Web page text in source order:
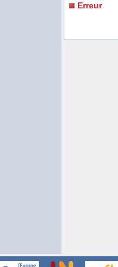
Erreur